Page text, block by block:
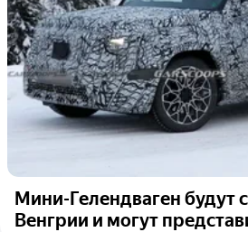
Мини-Гелендваген будут
Венгрии и могут